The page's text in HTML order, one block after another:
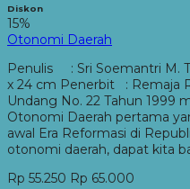
Diskon
15%
Otonomi Daerah
Penulis : Sri Soemantri
x 24 cm Penerbit : Remaja
Undang No. 22 Tahun 1999
Otonomi Daerah pertama
awal Era Reformasi di
otonomi daerah, dapat kita
Rp 55.250 Rp 65.000